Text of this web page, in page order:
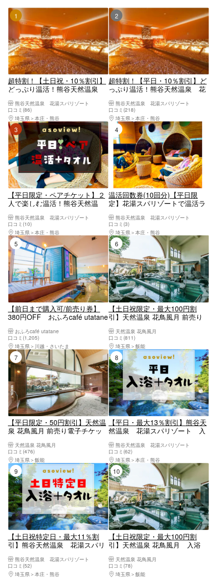
超特割！【土日祝・10％割引】
どっぷり温活！熊谷天然温泉
浴＋タオル）
熊谷天然温泉 花湯スパリゾート
口コミ(86)
埼玉県
本庄・熊谷
超特割！【平日・10％割引】ど
っぷり温活！熊谷天然温泉 花
＋タオル）
熊谷天然温泉 花湯スパリゾート
口コミ(218)
埼玉県
本庄・熊谷
3位
【平日限定・ペアチケット】２
人で楽しむ温活！熊谷天然温
岩盤浴＋タオル）
熊谷天然温泉 花湯スパリゾート
口コミ(10)
埼玉県
本庄・熊谷
4位
温活回数券(10回分)【平日限
定】花湯スパリゾートで温活ラ
りを♪（入浴＋岩盤浴＋タオ
ル）
熊谷天然温泉 花湯スパリゾート
口コミ(3)
埼玉県
本庄・熊谷
5位
【前日まで購入可/前売り券】
380円OFF おふろcafé utatane
おふろcafé utatane
口コミ(1,205)
埼玉県
川越・さいたま
【土日祝限定・最大100円割
引】天然温泉 花鳥風月 前売り
天然温泉 花鳥風月
口コミ(811)
埼玉県
飯能
7位
【平日限定・50円割引】天然温
泉 花鳥風月 前売り電子チケッ
天然温泉 花鳥風月
口コミ(476)
埼玉県
飯能
8位
【平日・最大13％割引】熊谷天
然温泉 花湯スパリゾート 入
ト）熊谷天然温泉 花湯スパリゾート
口コミ(62)
埼玉県
本庄・熊谷
9位
【土日祝特定日・最大11％割
引】熊谷天然温泉 花湯スパリ
タオルセット）
熊谷天然温泉 花湯スパリゾート
口コミ(52)
埼玉県
本庄・熊谷
【土日祝限定・最大100円割
引】天然温泉 花鳥風月 入浴
のみタオル付）
天然温泉 花鳥風月
口コミ(78)
埼玉県
飯能